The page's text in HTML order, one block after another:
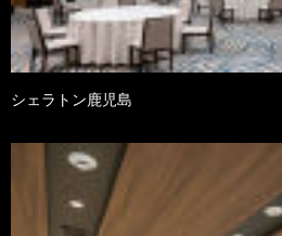
シェラトン鹿児島